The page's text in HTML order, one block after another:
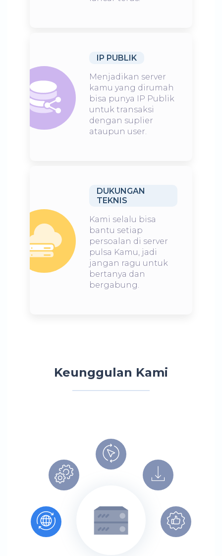
IP PUBLIK
Menjadikan server
kamu yang dirumah
bisa punya IP Publik
untuk transaksi
dengan suplier
ataupun user.
DUKUNGAN
TEKNIS
Kami selalu bisa
bantu setiap
persoalan di server
pulsa Kamu, jadi
jangan ragu untuk
bertanya dan
bergabung.
Keunggulan Kami